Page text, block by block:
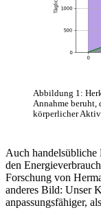
Abbildung 1:
Annahme beruht,
körperlicher
Auch handelsübliche
den
Forschung von
anderes Bild: Unser
anpassungsfähiger,